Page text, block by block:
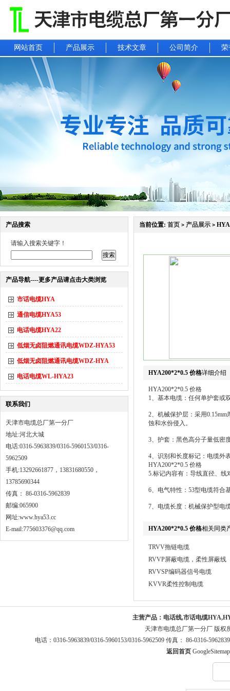
网站首页 产品展示 技术文章 公司简介 荣
产品搜索
请输入搜索关键字！
产品导航----更多产品请点击大类浏览
市话电缆HYA
通信电缆HYA53
电话电缆HYA22
低烟无卤阻燃通讯电缆WDZ-HYA53
低烟无卤阻燃通讯电缆WDZ-HYA
电话电缆WL-HYA23
联系我们
天津市电缆总厂第一分厂
地址:河北大城
电话:0316-5963839/0316-5960153/0316-
5962509
手机:13292661877，13831680550，
13785690344
传真： 86-0316-5962839
邮编:065900
网址:www.hya53.cc
E-mail:775603376@qq.com
当前位置: 首页 > 产品展示 >
HYA200*2*0.5 价格详细介绍
HYA200*2*0.5 价格
1、基本电缆：任何单护套或
2、机械保护层：采用
蚀和水份侵入。
3、护套：黑色高分子量低密
4、识别和长度标记：电缆外
HYA200*2*0.5 价格
5.标记内容有：导线直径、
6、电气特性：53型电缆符合
7、电缆长度：机械保护型电
HYA200*2*0.5 价格相关同类
TRVV拖链电缆
RVVP屏蔽电缆，柔性屏蔽线
RVVSP编码器信号电缆
KVVR柔性控制电缆
主营产品： 电话线,市话电缆
天津市电缆总厂第一分厂 版权
电话：0316-5963839/0316-5960153/0316-5962509 传真： 86-0316-
返回首页 GoogleSitemap